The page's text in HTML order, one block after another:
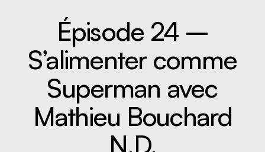
Trouver votre conseiller.ère
Épisode 24 –
S’alimenter comme
Superman avec
Mathieu Bouchard
N.D.